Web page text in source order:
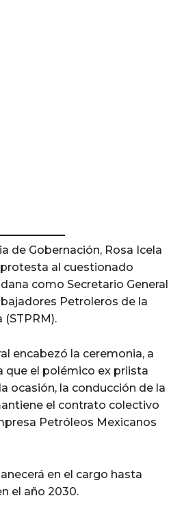
de Gobernación, Rosa Icela
al cuestionado
como Secretario General
Petroleros de la
(STPRM).
encabezó la ceremonia, a
que el polémico ex priista
ocasión, la conducción de la
el contrato colectivo
Petróleos Mexicanos
en el cargo hasta
el año 2030.